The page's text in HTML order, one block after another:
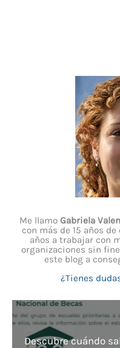
Me llamo Gabriela
con más de 15 años
años a trabajar con
organizaciones sin
este blog a
¿Tienes
Descubre cuándo